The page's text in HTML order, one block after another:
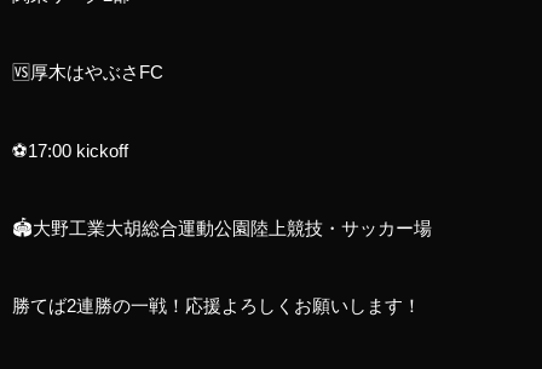
🆚厚木はやぶさFC
⚽️17:00 kickoff
🏟️大野工業大胡総合運動公園陸上競技・サッカー場
勝てば2連勝の一戦！応援よろしくお願いします！